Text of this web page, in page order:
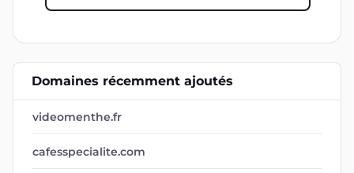
Domaines récemment ajoutés
videomenthe.fr
cafesspecialite.com